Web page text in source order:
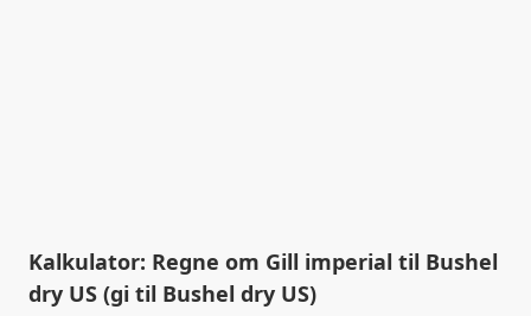
Kalkulator: Regne om Gill imperial til Bushel
dry US (gi til Bushel dry US)